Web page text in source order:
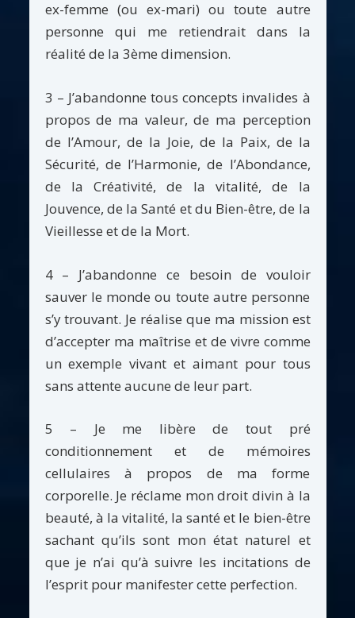
ex-femme (ou ex-mari) ou toute autre
personne qui me retiendrait dans la
réalité de la 3ème dimension.
3 – J’abandonne tous concepts invalides à
propos de ma valeur, de ma perception
de l’Amour, de la Joie, de la Paix, de la
Sécurité, de l’Harmonie, de l’Abondance,
de la Créativité, de la vitalité, de la
Jouvence, de la Santé et du Bien-être, de la
Vieillesse et de la Mort.
4 – J’abandonne ce besoin de vouloir
sauver le monde ou toute autre personne
s’y trouvant. Je réalise que ma mission est
d’accepter ma maîtrise et de vivre comme
un exemple vivant et aimant pour tous
sans attente aucune de leur part.
5 – Je me libère de tout pré
conditionnement et de mémoires
cellulaires à propos de ma forme
corporelle. Je réclame mon droit divin à la
beauté, à la vitalité, la santé et le bien-être
sachant qu’ils sont mon état naturel et
que je n’ai qu’à suivre les incitations de
l’esprit pour manifester cette perfection.